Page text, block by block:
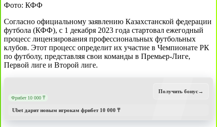
Фото: КФФ
Согласно официальному заявлению Казахстанской федерации
футбола (КФФ), с 1 декабря 2023 года стартовал ежегодный
процесс лицензирования профессиональных футбольных
клубов. Этот процесс определит их участие в Чемпионате РК
по футболу, представляя свои команды в Премьер-Лиге,
Первой лиге и Второй лиге.
Фрибет 10 000 ₸
Ubet дарит новым игрокам фрибет 10 000 ₸
Получить бонус→